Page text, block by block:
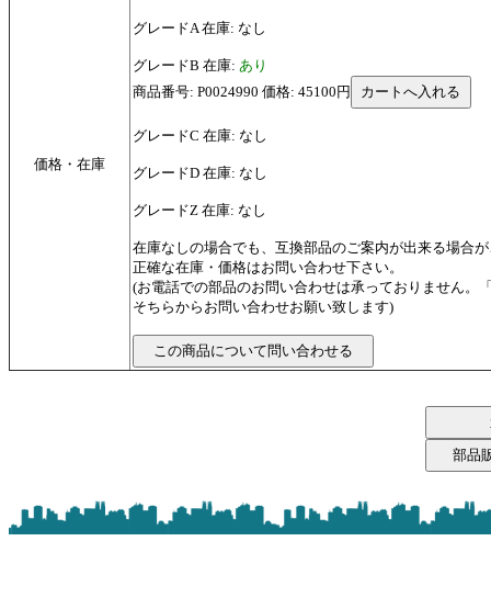
価格・在庫
グレードA 在庫: なし
グレードB 在庫: あり
商品番号: P0024990 価格: 45100円
グレードC 在庫: なし
グレードD 在庫: なし
グレードZ 在庫: なし
在庫なしの場合でも、互換部品のご案内が出来る場合
正確な在庫・価格はお問い合わせ下さい。
(お電話での部品のお問い合わせは承っておりません。
そちらからお問い合わせお願い致します)